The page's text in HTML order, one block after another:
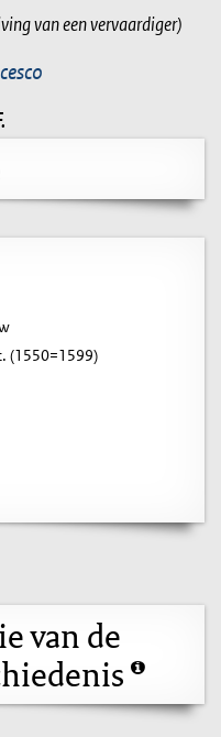
van een vervaardiger)
(1550=1599)
van de